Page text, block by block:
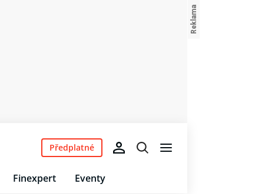
Finexpert Eventy
Předplatné